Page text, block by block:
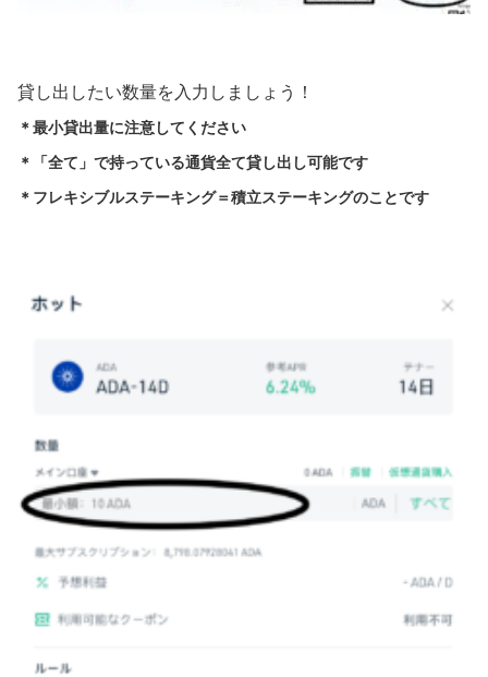
貸し出したい数量を入力しましょう！
＊最小貸出量に注意してください
＊「全て」で持っている通貨全て貸し出し可能です
＊フレキシブルステーキング＝積立ステーキングのことです